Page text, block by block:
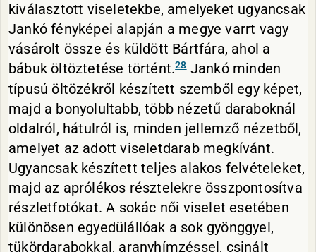
kiválasztott viseletekbe, amelyeket ugyancsak
Jankó fényképei alapján a megye varrt vagy
vásárolt össze és küldött Bártfára, ahol a
bábuk öltöztetése történt.28Jankó minden
típusú öltözékről készített szemből egy képet,
majd a bonyolultabb, több nézetű daraboknál
oldalról, hátulról is, minden jellemző nézetből,
amelyet az adott viseletdarab megkívánt.
Ugyancsak készített teljes alakos felvételeket,
majd az aprólékos résztelekre összpontosítva
részletfotókat. A sokác női viselet esetében
különösen egyedülállóak a sok gyönggyel,
tükördarabokkal, aranyhímzéssel, csinált